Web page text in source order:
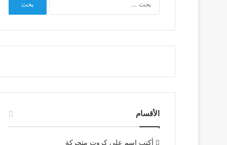
الأقسام
أكتب اسم على كروت متحركة